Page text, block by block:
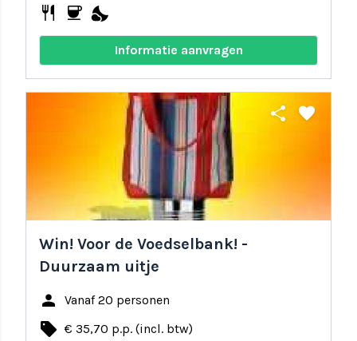
restaurant coffee nights_stay
Informatie aanvragen
share favorite
Win! Voor de Voedselbank! -
Duurzaam uitje
person Vanaf 20 personen
local_offer € 35,70 p.p. (incl. btw)